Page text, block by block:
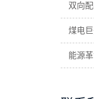
双向
煤电
能源